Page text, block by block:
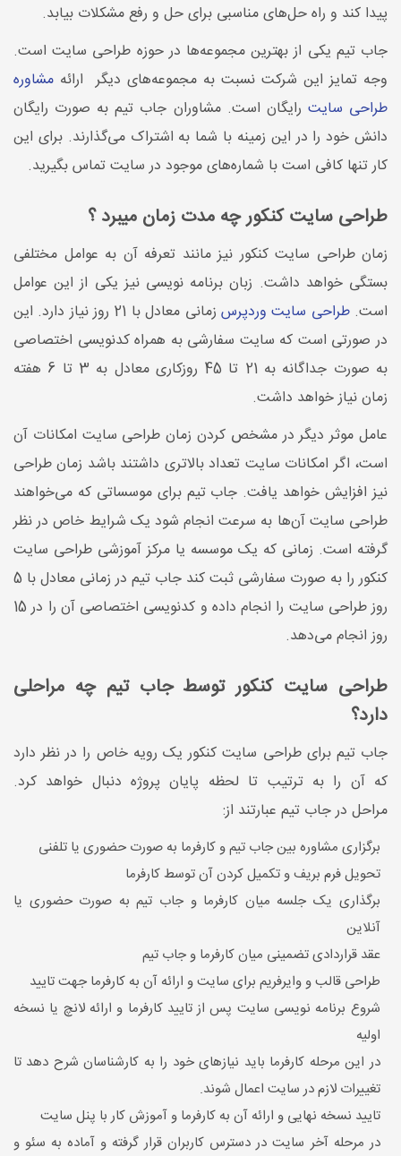
پیدا کند و راه حل‌های مناسبی برای حل و رفع مشکلات بیابد.
جاب تیم یکی از بهترین مجموعه‌ها در حوزه طراحی سایت است.
وجه تمایز این شرکت نسبت به مجموعه‌های دیگر ارائه مشاوره
طراحی سایت رایگان است. مشاوران جاب تیم به صورت رایگان
دانش خود را در این زمینه با شما به اشتراک می‌گذارند. برای این
کار تنها کافی است با شماره‌های موجود در سایت تماس بگیرید.
طراحی سایت کنکور چه مدت زمان میبرد ؟
زمان طراحی سایت کنکور نیز مانند تعرفه آن به عوامل مختلفی
بستگی خواهد داشت. زبان برنامه نویسی نیز یکی از این عوامل
است.طراحی سایت وردپرس
زمانی معادل با 21 روز نیاز دارد. این
در صورتی است که سایت سفارشی به همراه کدنویسی اختصاصی
به صورت جداگانه به 21 تا 45 روزکاری معادل به 3 تا 6 هفته
زمان نیاز خواهد داشت.
عامل موثر دیگر در مشخص کردن زمان طراحی سایت امکانات آن
است، اگر امکانات سایت تعداد بالاتری داشتند باشد زمان طراحی
نیز افزایش خواهد یافت. جاب تیم برای موسساتی که می‌خواهند
طراحی سایت آن‌ها به سرعت انجام شود یک شرایط خاص در نظر
گرفته است. زمانی که یک موسسه یا مرکز آموزشی طراحی سایت
کنکور را به صورت سفارشی ثبت کند جاب تیم در زمانی معادل با 5
روز طراحی سایت را انجام داده و کدنویسی اختصاصی آن را در 15
روز انجام می‌دهد.
طراحی سایت کنکور توسط جاب تیم چه مراحلی
دارد؟
جاب تیم برای طراحی سایت کنکور یک رویه خاص را در نظر دارد
که آن را به ترتیب تا لحظه پایان پروژه دنبال خواهد کرد.
مراحل در جاب تیم عبارتند از:
برگزاری مشاوره بین جاب تیم و کارفرما به صورت حضوری یا تلفنی
تحویل فرم بریف و تکمیل کردن آن توسط کارفرما
برگذاری یک جلسه میان کارفرما و جاب تیم به صورت حضوری یا
آنلاین
عقد قراردادی تضمینی میان کارفرما و جاب تیم
طراحی قالب و وایرفریم برای سایت و ارائه آن به کارفرما جهت تایید
شروع برنامه نویسی سایت پس از تایید کارفرما و ارائه لانچ یا نسخه
اولیه
در این مرحله کارفرما باید نیازهای خود را به کارشناسان شرح دهد تا
تغییرات لازم در سایت اعمال شوند.
تایید نسخه نهایی و ارائه آن به کارفرما و آموزش کار با پنل سایت
در مرحله آخر سایت در دسترس کاربران قرار گرفته و آماده به سئو و